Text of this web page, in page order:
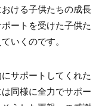
ける子供たちの成長
ートを受けた子供た
いくのです。
サポートしてくれた
同様に全力でサポー